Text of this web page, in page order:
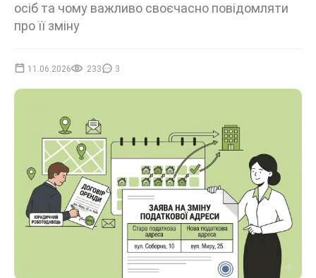
осіб та чому важливо своєчасно повідомляти
про її зміну
11.06.2026 233 3